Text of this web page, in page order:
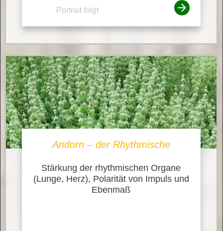
Portrait folgt
Andorn – der Rhythmische
Stärkung der rhythmischen Organe
(Lunge, Herz), Polarität von Impuls und
Ebenmaß